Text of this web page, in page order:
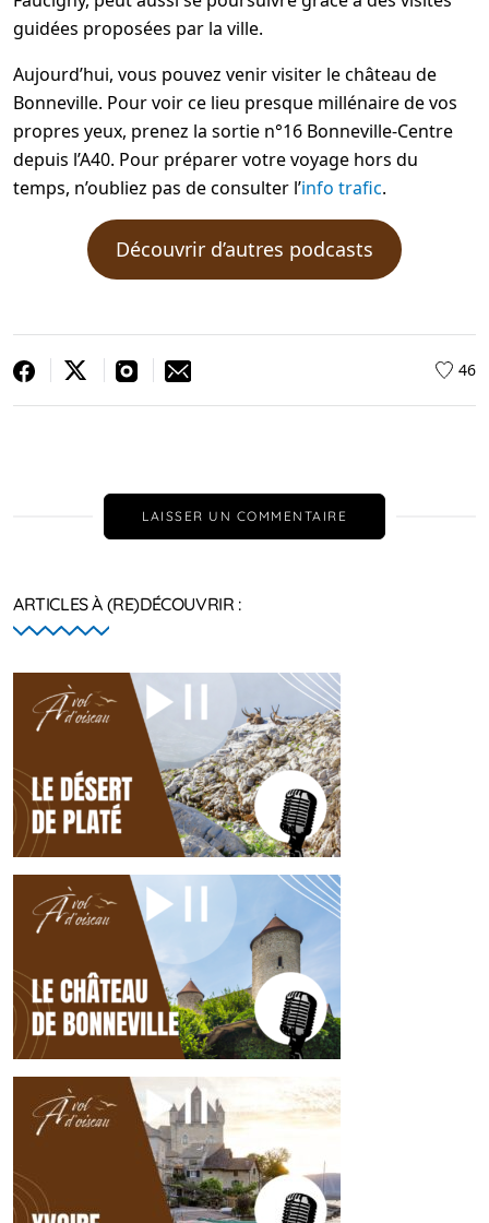
guidées proposées par la ville.
Aujourd’hui, vous pouvez venir visiter le château de
Bonneville. Pour voir ce lieu presque millénaire de vos
propres yeux, prenez la sortie n°16 Bonneville-Centre
depuis l’A40. Pour préparer votre voyage hors du
temps, n’oubliez pas de consulter l’info trafic.
Découvrir d’autres podcasts
46
LAISSER UN COMMENTAIRE
ARTICLES À (RE)DÉCOUVRIR :